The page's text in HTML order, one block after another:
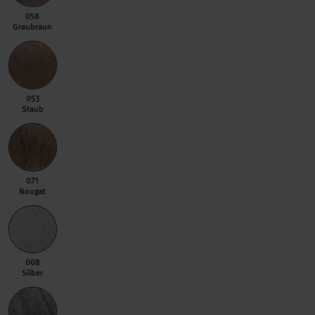
058 Graubraun
058
Graubraun
053 Staub
053
Staub
071 Nougat
071
Nougat
008 Silber
008
Silber